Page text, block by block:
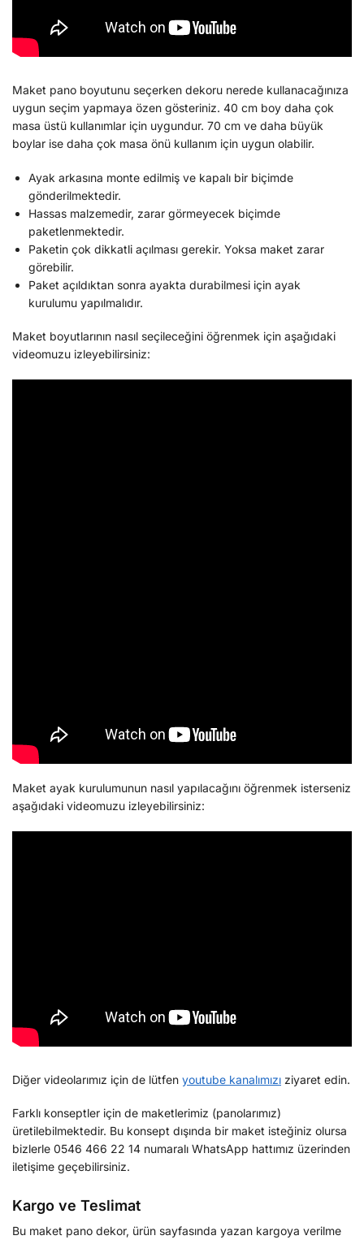
Maket pano boyutunu seçerken dekoru nerede kullanacağınıza
uygun seçim yapmaya özen gösteriniz. 40 cm boy daha çok
masa üstü kullanımlar için uygundur. 70 cm ve daha büyük
boylar ise daha çok masa önü kullanım için uygun olabilir.
Ayak arkasına monte edilmiş ve kapalı bir biçimde
gönderilmektedir.
Hassas malzemedir, zarar görmeyecek biçimde
paketlenmektedir.
Paketin çok dikkatli açılması gerekir. Yoksa maket zarar
görebilir.
Paket açıldıktan sonra ayakta durabilmesi için ayak
kurulumu yapılmalıdır.
Maket boyutlarının nasıl seçileceğini öğrenmek için aşağıdaki
videomuzu izleyebilirsiniz:
Maket ayak kurulumunun nasıl yapılacağını öğrenmek isterseniz
aşağıdaki videomuzu izleyebilirsiniz:
Diğer videolarımız için de lütfen youtube kanalımızı ziyaret edin.
Farklı konseptler için de maketlerimiz (panolarımız)
üretilebilmektedir. Bu konsept dışında bir maket isteğiniz olursa
bizlerle 0546 466 22 14 numaralı WhatsApp hattımız üzerinden
iletişime geçebilirsiniz.
Kargo ve Teslimat
Bu maket pano dekor, ürün sayfasında yazan kargoya verilme